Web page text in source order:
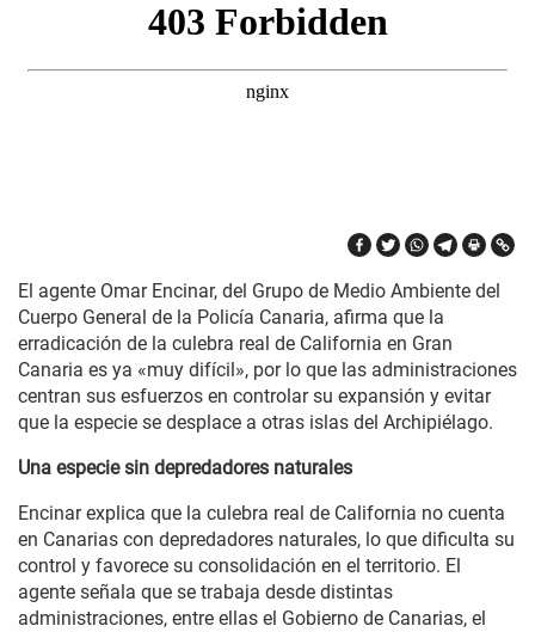
El agente Omar Encinar, del Grupo de Medio Ambiente del
Cuerpo General de la Policía Canaria, afirma que la
erradicación de la culebra real de California en Gran
Canaria es ya «muy difícil», por lo que las administraciones
centran sus esfuerzos en controlar su expansión y evitar
que la especie se desplace a otras islas del Archipiélago.
Una especie sin depredadores naturales
Encinar explica que la culebra real de California no cuenta
en Canarias con depredadores naturales, lo que dificulta su
control y favorece su consolidación en el territorio. El
agente señala que se trabaja desde distintas
administraciones, entre ellas el Gobierno de Canarias, el